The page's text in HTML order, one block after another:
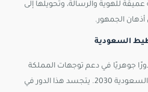
للهوية والرسالة، وتحويلها إلى
الجمهور.
السعودية
جوهريًا في دعم توجهات المملكة
المستقبلية، خصوصًا ضمن رؤية السعودية 2030. يتجسد هذا الدور في